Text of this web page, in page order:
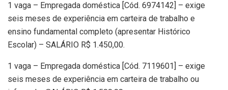
1 vaga – Empregada doméstica [Cód. 6974142] – exige
seis meses de experiência em carteira de trabalho e
ensino fundamental completo (apresentar Histórico
Escolar) – SALÁRIO R$ 1.450,00.
1 vaga – Empregada doméstica [Cód. 7119601] – exige
seis meses de experiência em carteira de trabalho ou